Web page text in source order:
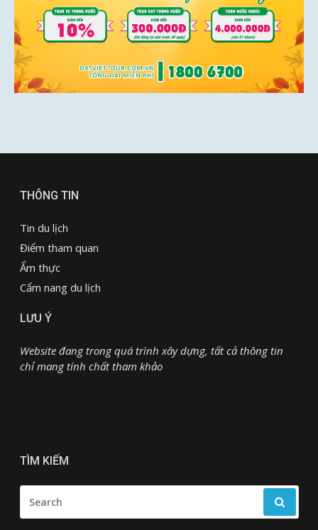
THÔNG TIN
Tin du lịch
Điểm tham quan
Ẩm thực
Cẩm nang du lịch
LƯU Ý
Website đang trong quá trình xây dựng, tất cả thông tin
chỉ mang tính chất tham khảo
TÌM KIẾM
FOR: